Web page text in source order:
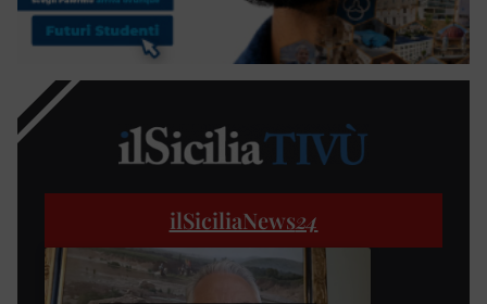
ilSiciliaNews24